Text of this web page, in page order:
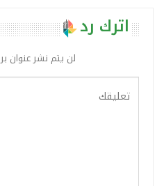
اترك رد
لن يتم نشر عنوان